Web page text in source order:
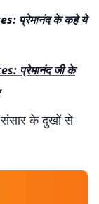
प्रेमानंद के कहे ये
प्रेमानंद जी के
संसार के दुखों से